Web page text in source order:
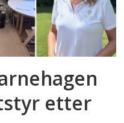
etter